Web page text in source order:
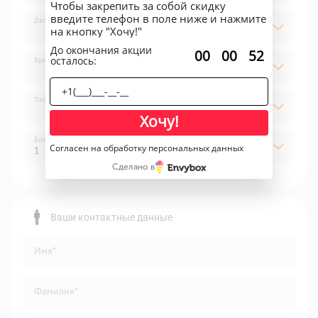
Дата
Время
Площадка
1
Билет
2
4
6
Ваши контактные данные
Имя*
Фамилия*
Чтобы закрепить за собой скидку
введите телефон в поле ниже и нажмите
на кнопку "Хочу!"
До окончания акции
осталось: 00 00 52
Хочу!
Согласен на обработку персональных данных
Сделано в